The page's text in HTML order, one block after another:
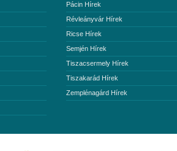
Pácin Hírek
Révleányvár Hírek
Ricse Hírek
Semjén Hírek
Tiszacsermely Hírek
Tiszakarád Hírek
Zemplénagárd Hírek